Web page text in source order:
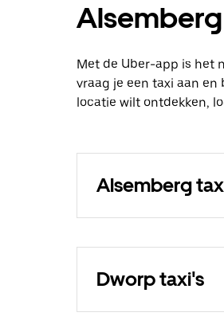
Met de Uber-app is het
vraag je een taxi aan
locatie wilt ontdekken,
Alsemberg
Dworp taxi's